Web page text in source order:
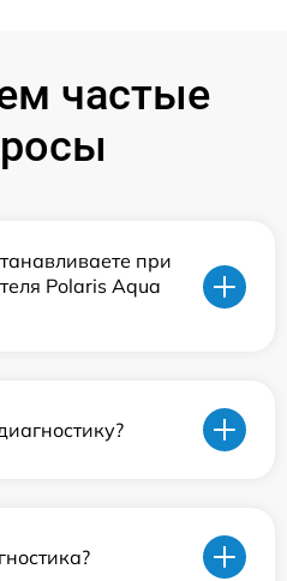
частые
при
Polaris Aqua